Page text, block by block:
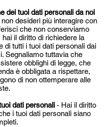
dei tuoi dati personali da noi
desideri più interagire con
che non conserviamo
hai il diritto di richiedere la
di tutti i tuoi dati personali dai
Segnaliamo tuttavia che
obblighi di legge, che
è obbligata a rispettare,
di non ottemperare alle
dati personali - Hai il diritto
i tuoi dati personali siano